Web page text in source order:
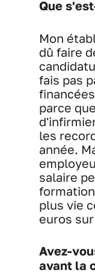
Que
Mon
dû faire
fais pas
parce
les
année.
salaire
plus vie
euros
Avez-
avant la